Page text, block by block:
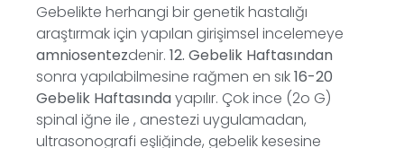
Gebelikte herhangi bir genetik hastalığı
araştırmak için yapılan girişimsel incelemeye
amniosentezdenir. 12. Gebelik Haftasından
sonra yapılabilmesine rağmen en sık16-20
Gebelik Haftasındayapılır. Çok ince (2o G)
spinal iğne ile , anestezi uygulamadan,
ultrasonografi eşliğinde, gebelik kesesine